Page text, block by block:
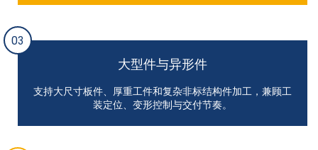
03
大型件与异形件
支持大尺寸板件、厚重工件和复杂非标结构件加工，兼顾工
装定位、变形控制与交付节奏。